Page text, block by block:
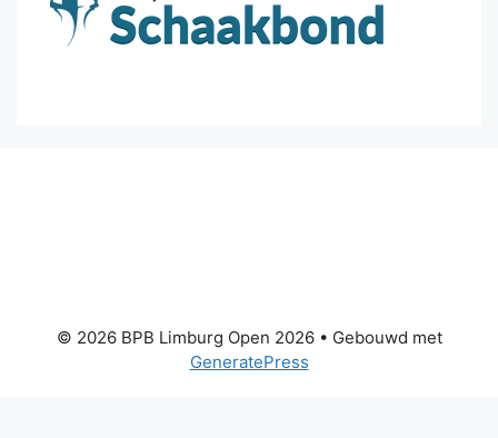
© 2026 BPB Limburg Open 2026• Gebouwd met
GeneratePress